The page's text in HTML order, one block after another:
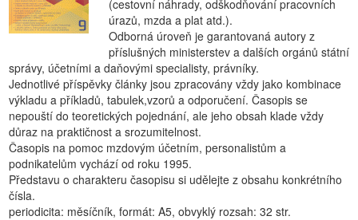
(cestovní náhrady, odškodňování pracovních
úrazů, mzda a plat atd.).
Odborná úroveň je garantovaná autory z
příslušných ministerstev a dalších orgánů státní
správy, účetními a daňovými specialisty, právníky.
Jednotlivé příspěvky články jsou zpracovány vždy jako kombinace
výkladu a příkladů, tabulek,vzorů a odporučení. Časopis se
nepouští do teoretických pojednání, ale jeho obsah klade vždy
důraz na praktičnost a srozumitelnost.
Časopis na pomoc mzdovým účetním, personalistům a
podnikatelům vychází od roku 1995.
Představu o charakteru časopisu si udělejte z obsahu konkrétního
čísla.
periodicita: měsíčník, formát: A5, obvyklý rozsah: 32 str.